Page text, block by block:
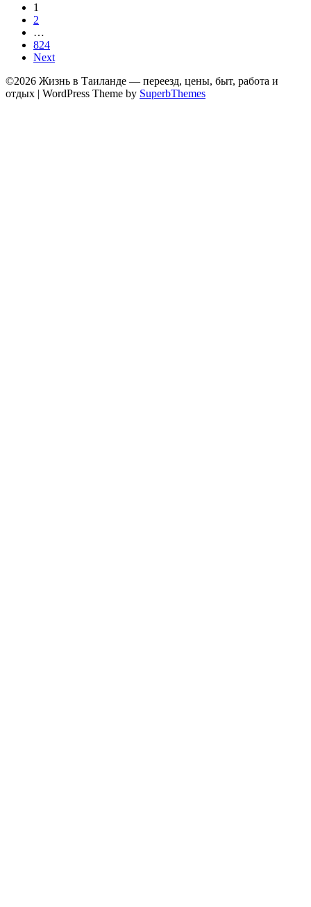
1
2
…
824
Next
©2026 Жизнь в Таиланде — переезд, цены, быт, работа и
отдых | WordPress Theme by SuperbThemes